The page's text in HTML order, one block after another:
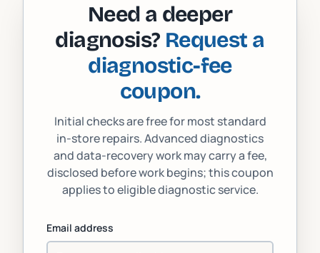
Need a deeper
diagnosis? Request a
diagnostic-fee
coupon.
Initial checks are free for most standard
in-store repairs. Advanced diagnostics
and data-recovery work may carry a fee,
disclosed before work begins; this coupon
applies to eligible diagnostic service.
Email address